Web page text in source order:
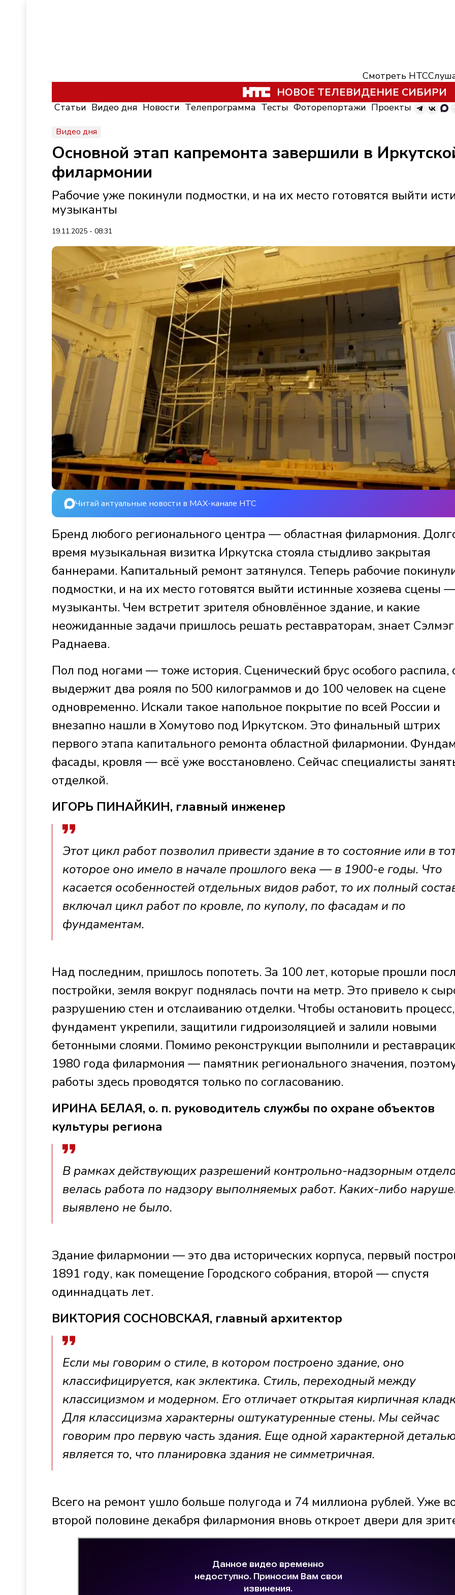
Смотреть НТС
НОВОЕ ТЕЛЕВИДЕНИЕ СИБИРИ
Статьи Видео дня Новости Телепрограмма Тесты Фоторепортажи Проекты
Видео дня
Основной этап капремонта завершили в
филармонии
Рабочие уже покинули подмостки, и на их место готовятся выйти
музыканты
19.11.2025 - 08:31
Читай актуальные новости в MAX-канале НТС
Бренд любого регионального центра — областная филармония.
время музыкальная визитка Иркутска стояла стыдливо закрытая
баннерами. Капитальный ремонт затянулся. Теперь рабочие
подмостки, и на их место готовятся выйти истинные хозяева сцены
музыканты. Чем встретит зрителя обновлённое здание, и какие
неожиданные задачи пришлось решать реставраторам, знает Сэлмэг
Раднаева.
Пол под ногами — тоже история. Сценический брус особого распила,
выдержит два рояля по 500 килограммов и до 100 человек на сцене
одновременно. Искали такое напольное покрытие по всей России и
внезапно нашли в Хомутово под Иркутском. Это финальный штрих
первого этапа капитального ремонта областной филармонии.
фасады, кровля — всё уже восстановлено. Сейчас специалисты
отделкой.
ИГОРЬ ПИНАЙКИН, главный инженер
Этот цикл работ позволил привести здание в то состояние или в
которое оно имело в начале прошлого века — в 1900-е годы. Что
касается особенностей отдельных видов работ, то их полный
включал цикл работ по кровле, по куполу, по фасадам и по
фундаментам.
Над последним, пришлось попотеть. За 100 лет, которые прошли
постройки, земля вокруг поднялась почти на метр. Это привело к
разрушению стен и отслаиванию отделки. Чтобы остановить процесс,
фундамент укрепили, защитили гидроизоляцией и залили новыми
бетонными слоями. Помимо реконструкции выполнили и
1980 года филармония — памятник регионального значения,
работы здесь проводятся только по согласованию.
ИРИНА БЕЛАЯ, о. п. руководитель службы по охране объектов
культуры региона
В рамках действующих разрешений контрольно-надзорным
велась работа по надзору выполняемых работ. Каких-либо
выявлено не было.
Здание филармонии — это два исторических корпуса, первый
1891 году, как помещение Городского собрания, второй — спустя
одиннадцать лет.
ВИКТОРИЯ СОСНОВСКАЯ, главный архитектор
Если мы говорим о стиле, в котором построено здание, оно
классифицируется, как эклектика. Стиль, переходный между
классицизмом и модерном. Его отличает открытая кирпичная
Для классицизма характерны оштукатуренные стены. Мы сейчас
говорим про первую часть здания. Еще одной характерной
является то, что планировка здания не симметричная.
Всего на ремонт ушло больше полугода и 74 миллиона рублей. Уже
второй половине декабря филармония вновь откроет двери для